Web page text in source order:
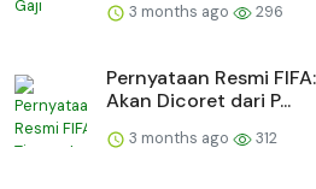
3 months ago 296
Pernyataan Resmi
Akan Dicoret dari P...
3 months ago 312